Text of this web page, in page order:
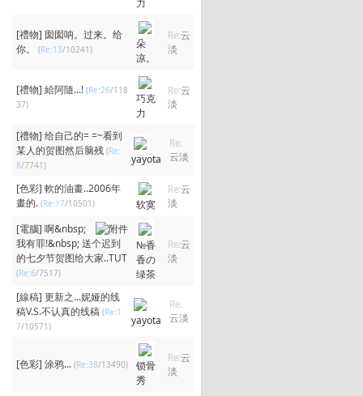
力
[禮物] 囡囡呐。过来。给
你。
(Re:13/10241)
朵
凉。
Re:云
淡
[禮物] 給阿隨...! (Re:26/118
37)
巧克
力
Re:云
淡
[禮物] 给自己的= =~看到
某人的贺图然后脑残 (Re:
8/7741) yayota
Re:
云淡
[色彩] 軟的油畫..2006年
畫的. (Re:17/10501) 软寞
Re:云
淡
[電腦] 啊&nbsp;
我有罪!&nbsp; 送个迟到
的七夕节贺图给大家..TUT
(Re:6/7517)
№香
香の
绿茶
Re:云
淡
[線稿] 更新之...妮娅的线
稿V.S.不认真的线稿 (Re:1
7/10571) yayota
Re:
云淡
[色彩] 涂鸦... (Re:38/13490)
锁骨
秀
Re:云
淡